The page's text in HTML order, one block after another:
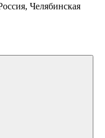
Челябинская